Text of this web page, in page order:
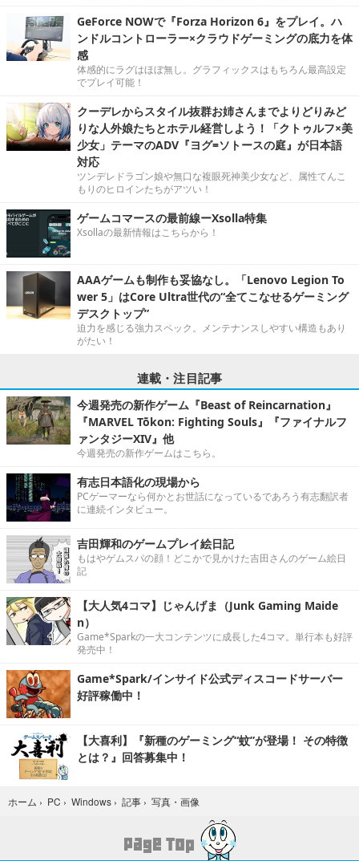
GeForce NOWで『Forza Horizon 6』をプレイ。ハ
ンドルコントローラー×クラウドゲーミングの底力を体
感
体感的にラグはほぼ無し。グラフィックスはもちろん最高設定
でプレイ可能！
クーデレからスタイル抜群お姉さんまでよりどりみど
りな人外娘たちとホテル経営しよう！「クトゥルフ×美
少女」テーマのADV『ヨグ=ソトースの庭』が日本語
対応
ツンデレドラゴン娘や無口な複眼死神美少女など、属性てんこ
もりのヒロインたちがアツい！
ゲームコマースの最前線ーXsolla特集
Xsollaの最新情報はこちらから！
AAAゲームも制作も妥協なし。「Lenovo Legion To
wer 5」はCore Ultra世代の“全てこなせるゲーミング
デスクトップ”
迫力を感じる強力スペック。メンテナンスしやすい構造もあり
がたい！
連載・注目記事
今週発売の新作ゲーム『Beast of Reincarnation』
『MARVEL Tōkon: Fighting Souls』『ファイナルフ
ァンタジーXIV』他
今週発売の新作ゲームはこちら。
有志日本語化の現場から
PCゲーマーなら何かとお世話になっているであろう有志翻訳者
に連続インタビュー。
吉田輝和のゲームプレイ絵日記
もはやゲムスパの顔！どこかで見かけた吉田さんのゲーム絵日
記
【大人気4コマ】じゃんげま（Junk Gaming Maide
n）
Game*Sparkの一大コンテンツに成長した4コマ。単行本も好評
発売中！
Game*Spark/インサイド公式ディスコードサーバー
好評稼働中！
【大喜利】『新種のゲーミング“蚊”が登場！ その特徴
とは？』回答募集中！
ホーム › PC › Windows › 記事 › 写真・画像